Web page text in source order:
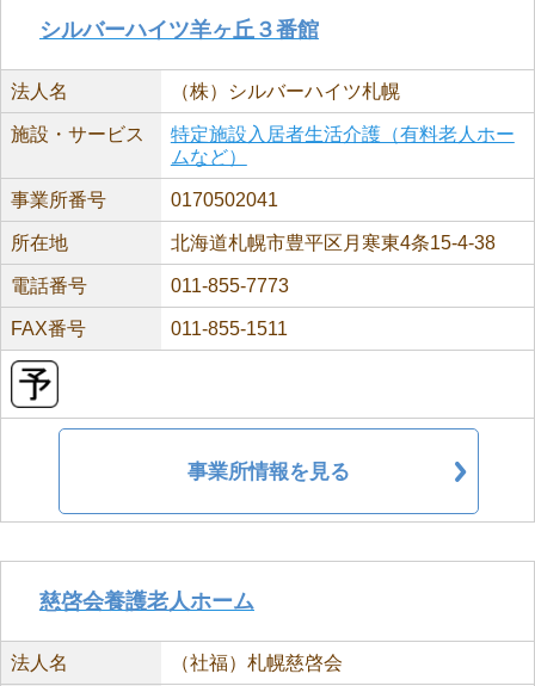
シルバーハイツ羊ヶ丘３番館
法人名 （株）シルバーハイツ札幌
施設・サービス
特定施設入居者生活介護（有料老人ホー
ムなど）
事業所番号 0170502041
所在地 北海道札幌市豊平区月寒東4条15-4-38
電話番号 011-855-7773
FAX番号 011-855-1511
事業所情報を見る
慈啓会養護老人ホーム
法人名 （社福）札幌慈啓会